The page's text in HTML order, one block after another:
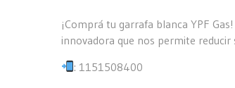
¡Comprá tu garrafa blanca YPF
innovadora que nos permite
: 1151508400